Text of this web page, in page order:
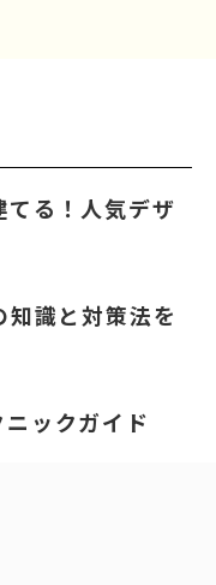
る！人気デザ
識と対策法を
ックガイド